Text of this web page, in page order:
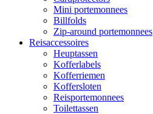
Mini portemonnees
Billfolds
Zip-around portemonnees
Reisaccessoires
Heuptassen
Kofferlabels
Kofferriemen
Koffersloten
Reisportemonnees
Toilettassen